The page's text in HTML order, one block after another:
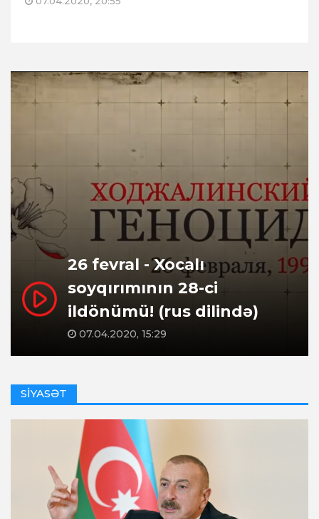
26 fevral - Xocalı
soyqırımının 28-ci
ildönümü! (rus dilində)
07.04.2020, 15:29
SİYASƏT